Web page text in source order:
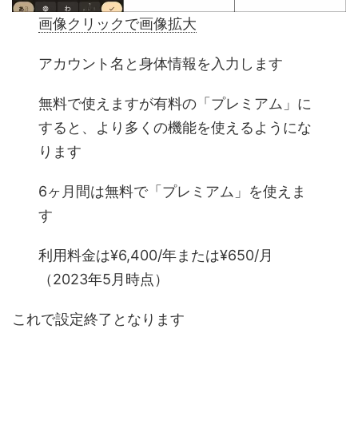
画像クリックで画像拡大
アカウント名と身体情報を入力します
無料で使えますが有料の「プレミアム」に
すると、より多くの機能を使えるようにな
ります
6ヶ月間は無料で「プレミアム」を使えま
す
利用料金は¥6,400/年または¥650/月
（2023年5月時点）
これで設定終了となります